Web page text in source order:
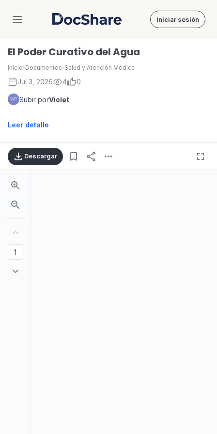
DocShare Iniciar sesión
El Poder Curativo del Agua
Inicio›Documentos›Salud y Atención Médica
Jul 3, 2026 4 0
Subir porViolet
Leer detalle
Descargar